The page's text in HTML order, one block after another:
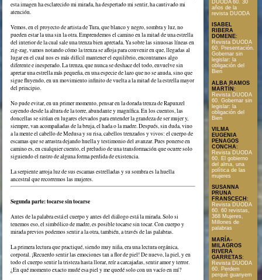
esta imagen ha esclarecido mi mirada, ha despertado mi sentir, ha cautivado mi
atención.
Vemos, en el proyecto de artista de Tura, que blanco y negro, sombra y luz, no
pueden estar la una sin la otra. Emprendemos el camino en la mitad de una estrella
del interior de la cual sale una trenza bien apretada. Ya sobre las sinuosas líneas en
zig-zag, vamos notando cómo la trenza se afloja para convenir en que, llegadas al
lugar en el cual nos es más difícil mantener el equilibrio, encontramos algo
diferente e inesperado. La trenza, que nunca se deshace del todo, envuelve sin
apretar una estrella más pequeña, en una especie de lazo que no se anuda, sino que
sigue fluyendo, en un movimiento infinito de vuelta a la mitad de la estrella mayor
del principio.
No pude evitar, en un primer momento, pensar en la dorada trenza de Rapunzel
cayendo desde la altura de la torre, abundante y magnífica. En los cuentos, las
doncellas se sitúan en lugares elevados para entender la grandeza de ser mujer y,
siempre, van acompañadas de la bruja, el hada o la madre. Después, sin duda, vino
a la mente el cabello de Medusa y su risa, cabellos trenzados y vivos: el cuerpo de
escamas que se arrastra dejando huella y testimonio del avanzar. Pues ponerse en
camino es, en cualquier cuento, el preludio de una transformación que ocurre solo
siguiendo el rastro de alguna forma perdida de existencia.
La serpiente arroja luz de sus escamas estrelladas y su sombra es la huella
ancestral que recorremos las mujeres.
Segunda parte: tocarse sin tocarse
Antes de la palabra está el cuerpo y antes del diálogo está la mirada. Solo si
tenemos eso, el simbólico de madre, es posible tocarse sin tocar. Con cuerpo y
mirada previos podemos sentir a la otra, también, a través de las palabras.
La primera lectura que practiqué, siendo muy niña, era una lectura orgánica,
corporal. ¡Recuerdo sentir las emociones tan a flor de piel! De nuevo, la piel, y en
todo el cuerpo sentir la tristeza hasta llorar, reír a carcajadas, sentir amor y terror.
¿En qué momento exacto mudé esa piel y me quedé solo con un vacío en mí?
DUODA 60. 30
años de la
revista DUODA
ISABEL
RIBERA
DOMENE:
Revista DUODA
60. Presentación.
Gobernar sin
legislar: la
obligación del
Bien
ALBA RAMOS
MARTÍN :
Revista DUODA
60. Gobernar sin
legislar: la
obligación del
Bien
VILMA
EUGENIA
PENAGOS
CONCHA:
Revista DUODA
60. El gobierno
del alma, una
política de las
mujeres
SUSANNA
PRUNA
FRANSCECH :
Revista DUODA
60. 60 revistas,
368 Mujeres,
Millones de
palabras
MARÍA-
MILAGROS
RIVERA
GARRETAS:
Revista DUODA
60. Perdem
perquè guanyem